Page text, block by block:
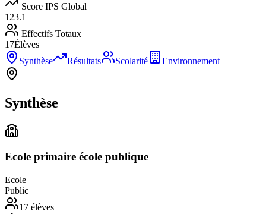
Score IPS Global
123.1
Effectifs Totaux
17Élèves
Synthèse
Résultats Scolarité Environnement
Synthèse
Ecole primaire école publique
Ecole
Public
17 élèves